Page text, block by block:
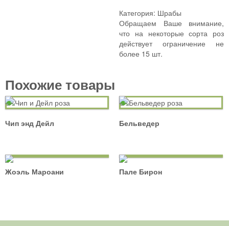
Категория: Шрабы
Обращаем Ваше внимание,
что на некоторые сорта роз
действует ограничение не
более 15 шт.
Похожие товары
Чип энд Дейл Бельведер
Жоэль Мароани Пале Бирон